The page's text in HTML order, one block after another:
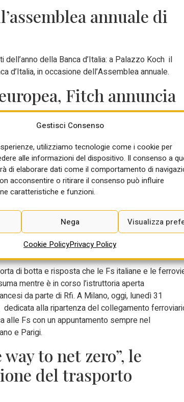
Gestisci Consenso
utilizziamo tecnologie come i cookie per
alle informazioni del dispositivo. Il consenso a
di elaborare dati come il comportamento di
acconsentire o ritirare il consenso può influire
caratteristiche e funzioni.
Nega Visualizza
Cookie PolicyPrivacy Policy
annuale di
della Banca d’Italia: a Palazzo Koch il
d’Italia, in occasione dell’Assemblea annuale.
Fitch annuncia
arrivano i dati preliminari dell’inflazione di
per martedì. Arrivano anche le rilevazioni
Italia. Venerdì, invece, sarà la volta dei dati sulla
di Francia e Germania. L’Istat diffonde il
delle famiglie e profitti delle società.. C’è
venerdi’, importanti per le possibili indicazioni
tariffe. Venerdì arriva il giudizio di Fitch sul rating
Milano-Parigi
di botta e risposta che le Fs italiane e le
mentre è in corso l’istruttoria aperta
da parte di Rfi. A Milano, oggi, lunedì 31
alla ripartenza del collegamento
alle Fs con un appuntamento sempre nel
e Parigi.
to net zero”, le
del trasporto